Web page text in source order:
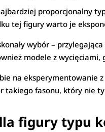
proporcjonalny
tej figury warto je
wybór –
modele z
na eksperymentowanie
takiego fasonu, który nie
figury typu